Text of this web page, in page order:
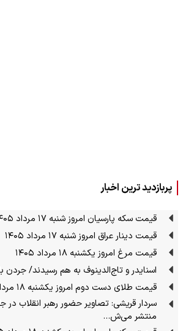
پربازدید ترین اخبار
قیمت سکه پارسیان امروز شنبه ۱۷ مرداد ۱۴۰۵ / سکه ۱۰۰ سوت چند؟
قیمت دینار عراق امروز شنبه ۱۷ مرداد ۱۴۰۵
قیمت مرغ امروز یکشنبه ۱۸ مرداد ۱۴۰۵
اسنایدر و تاج‌الدینوف به هم رسیدند/ جردن
قیمت طلای دست دوم امروز یکشنبه ۱۸ مرداد ۱۴۰۵
سردار قریشی: تصاویر حضور رهبر انقلاب در
منتشر می‌ش…